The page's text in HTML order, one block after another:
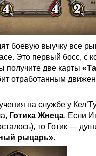
боевую выучку все
Это первый босс, с
получите две карты
отработанным
на службе у
Готика Жнеца. Если
то Готик —
рыцарь».